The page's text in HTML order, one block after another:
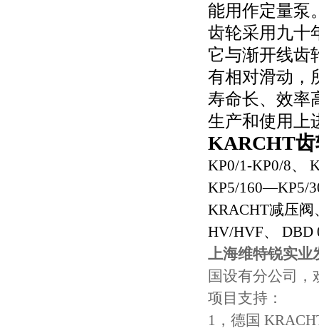
能用作定量泵
齿轮采用九十
它与渐开线齿
有相对滑动，
寿命长、效率
生产和使用上
KARCHT齿
KP0/1-KP0/8、
KP5/160—KP5/
KRACHT减压
HV/HVF、 DBD
上海维特锐实业
国设有分公司
项目支持：
1，德国